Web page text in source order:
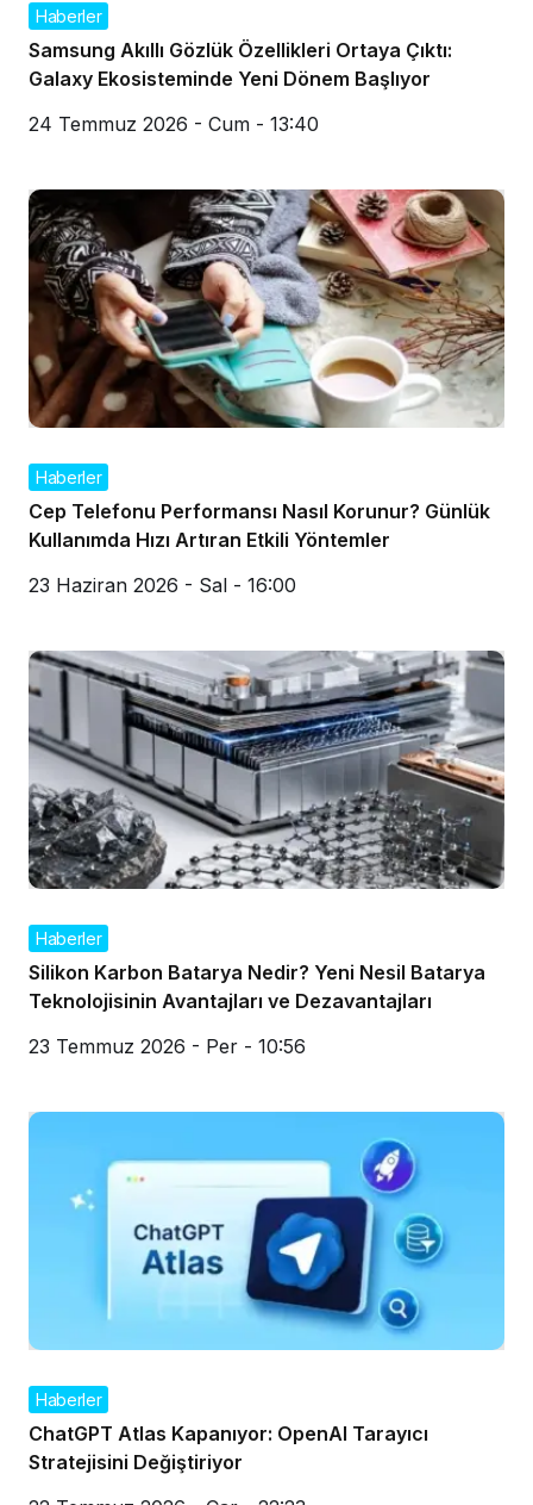
Haberler
Samsung Akıllı Gözlük Özellikleri Ortaya Çıktı:
Galaxy Ekosisteminde Yeni Dönem Başlıyor
24 Temmuz 2026 - Cum - 13:40
Haberler
Cep Telefonu Performansı Nasıl Korunur? Günlük
Kullanımda Hızı Artıran Etkili Yöntemler
23 Haziran 2026 - Sal - 16:00
Haberler
Silikon Karbon Batarya Nedir? Yeni Nesil Batarya
Teknolojisinin Avantajları ve Dezavantajları
23 Temmuz 2026 - Per - 10:56
Haberler
ChatGPT Atlas Kapanıyor: OpenAI Tarayıcı
Stratejisini Değiştiriyor